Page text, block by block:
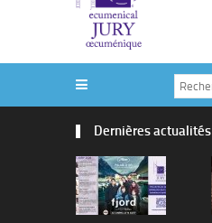
Dernières actualités